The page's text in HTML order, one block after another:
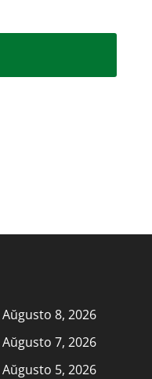
Aŭgusto 8, 2026
Aŭgusto 7, 2026
Aŭgusto 5, 2026